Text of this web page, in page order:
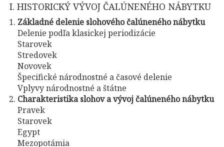
I. HISTORICKÝ VÝVOJ ČALÚNENÉHO NÁBYTKU
Základné delenie slohového čalúneného nábytku
Delenie podľa klasickej periodizácie
Starovek
Stredovek
Novovek
Špecifické národnostné a časové delenie
Vplyvy národnostné a štátne
Charakteristika slohov a vývoj čalúneného nábytku
Pravek
Starovek
Egypt
Mezopotámia